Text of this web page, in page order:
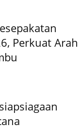
Perkuat Arah